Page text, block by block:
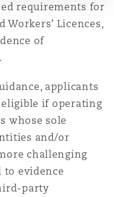
requirements for
Licences,
of
applicants
if operating
whose sole
and/or
challenging
evidence
party